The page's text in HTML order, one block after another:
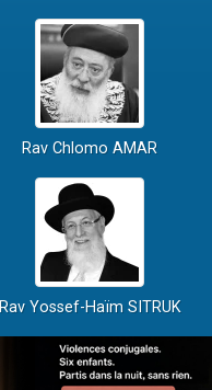
Rav Chlomo AMAR
Rav Yossef-Haïm SITRUK